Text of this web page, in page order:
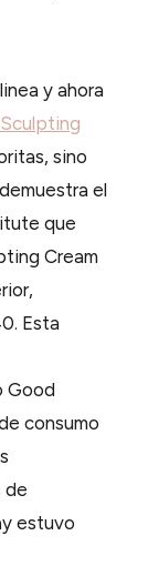
y ahora
sino
el
que
Cream
Esta
Good
consumo
de
estuvo